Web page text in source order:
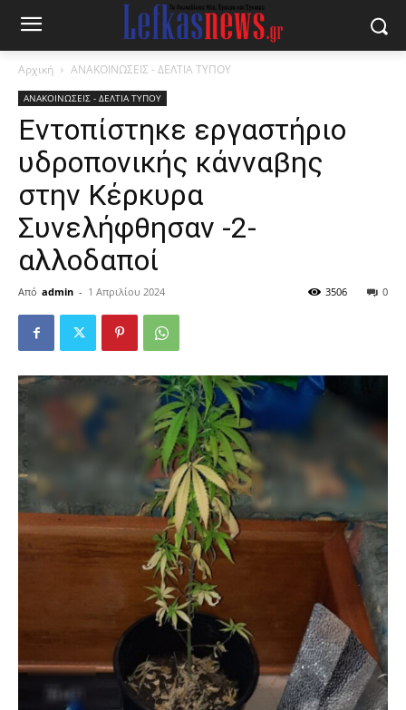
Αρχική ΑΝΑΚΟΙΝΩΣΕΙΣ - ΔΕΛΤΙΑ ΤΥΠΟΥ
ΑΝΑΚΟΙΝΩΣΕΙΣ - ΔΕΛΤΙΑ ΤΥΠΟΥ
Εντοπίστηκε εργαστήριο
υδροπονικής κάνναβης
στην Κέρκυρα
Συνελήφθησαν -2-
αλλοδαποί
Από admin - 1 Απριλίου 2024 0
3506